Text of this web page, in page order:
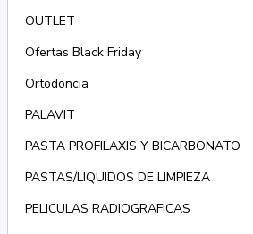
OUTLET
Ofertas Black Friday
Ortodoncia
PALAVIT
PASTA PROFILAXIS Y BICARBONATO
PASTAS/LIQUIDOS DE LIMPIEZA
PELICULAS RADIOGRAFICAS